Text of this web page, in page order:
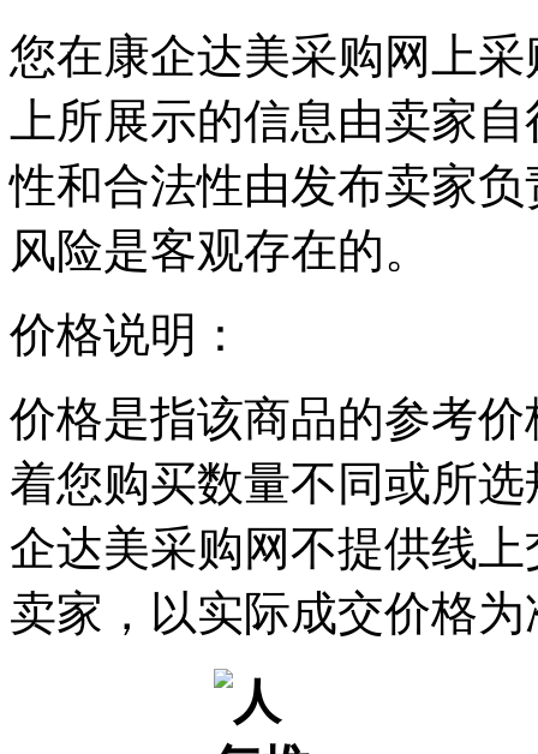
您在康企达美采购网上
上所展示的信息由卖家
性和合法性由发布卖家
风险是客观存在的。
价格说明：
价格是指该商品的参考
着您购买数量不同或所
企达美采购网不提供线
卖家，以实际成交价格为